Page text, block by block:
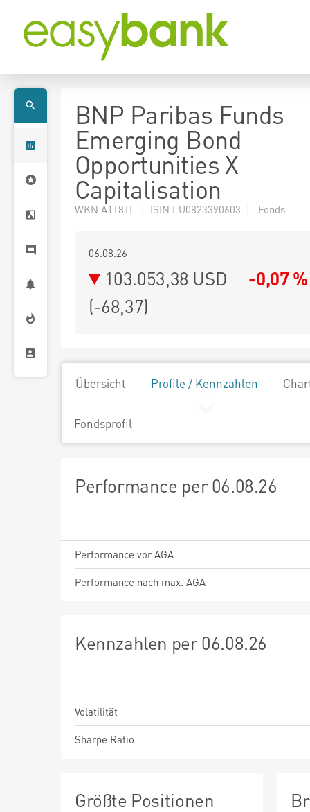
BNP Paribas Funds
Emerging Bond
Opportunities X
Capitalisation
WKN A1T8TL | ISIN LU0823390603 | Fonds
06.08.26
103.053,38 USD
-0,07 %
(-68,37)
Übersicht Profile / Kennzahlen
Fondsprofil
Performance per 06.08.26
Performance vor AGA
Performance nach max. AGA
Kennzahlen per 06.08.26
Volatilität
Sharpe Ratio
Größte Positionen